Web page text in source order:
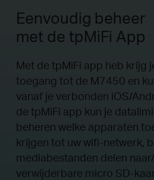
Eenvoudig beheer
met de tpMiFi App
Met de tpMiFi app heb krijg
toegang tot de M7450 en
vanaf je verbonden iOS/
de tpMiFi app kun je
beheren welke apparaten
krijgen tot uw wifi-netwerk,
mediabestanden delen
verwijderbare micro SD-